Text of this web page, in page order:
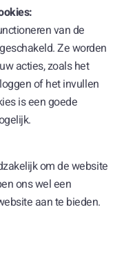
van de
Ze worden
acties, zoals het
of het invullen
is een goede
om de website
ons wel een
aan te bieden.